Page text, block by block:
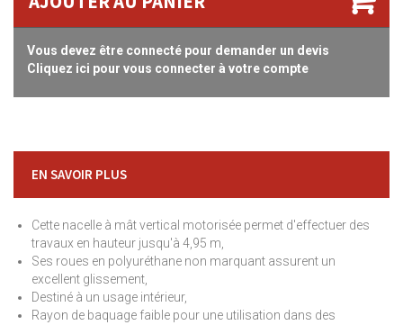
Vous devez être connecté pour demander un devis
Cliquez ici pour vous connecter à votre compte
EN SAVOIR PLUS
Cette nacelle à mât vertical motorisée permet d'effectuer des
travaux en hauteur jusqu'à 4,95 m,
Ses roues en polyuréthane non marquant assurent un
excellent glissement,
Destiné à un usage intérieur,
Rayon de baquage faible pour une utilisation dans des